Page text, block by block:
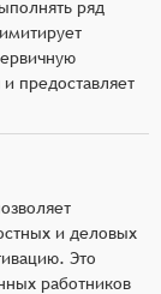
ряд
предоставляет
и деловых
Это
работников